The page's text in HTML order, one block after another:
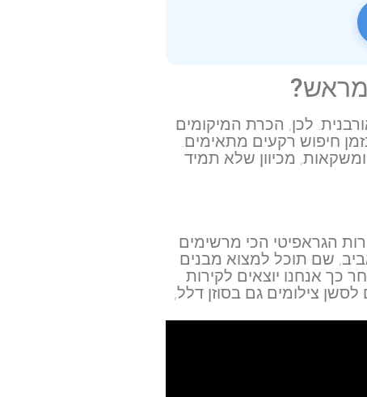
מראש?
לכן, הכרת המיקומים
חיפוש רקעים מתאימים.
מכיוון שלא תמיד
הגראפיטי הכי מרשימים
שם תוכל למצוא מבנים
כך אנחנו יוצאים לקירות
צילומים גם בסוזן דלל,